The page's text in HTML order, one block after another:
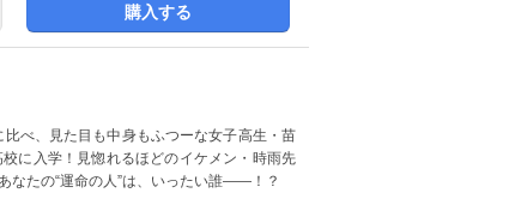
購入する
べ、見た目も中身もふつーな女子高生・苗
に入学！見惚れるほどのイケメン・時雨先
なたの“運命の人”は、いったい誰――！？